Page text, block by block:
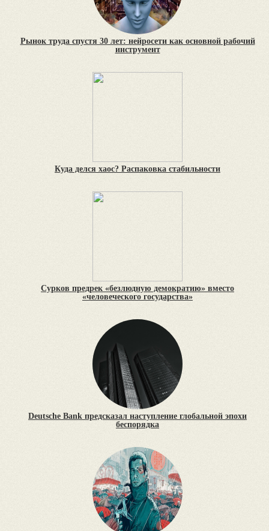
Рынок труда спустя 30 лет: нейросети как основной рабочий
инструмент
Куда делся хаос? Распаковка стабильности
Сурков предрек «безлюдную демократию» вместо
«человеческого государства»
Deutsche Bank предсказал наступление глобальной эпохи
беспорядка